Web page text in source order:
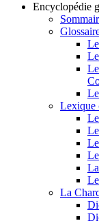
Encyclopédie
Lexique
La